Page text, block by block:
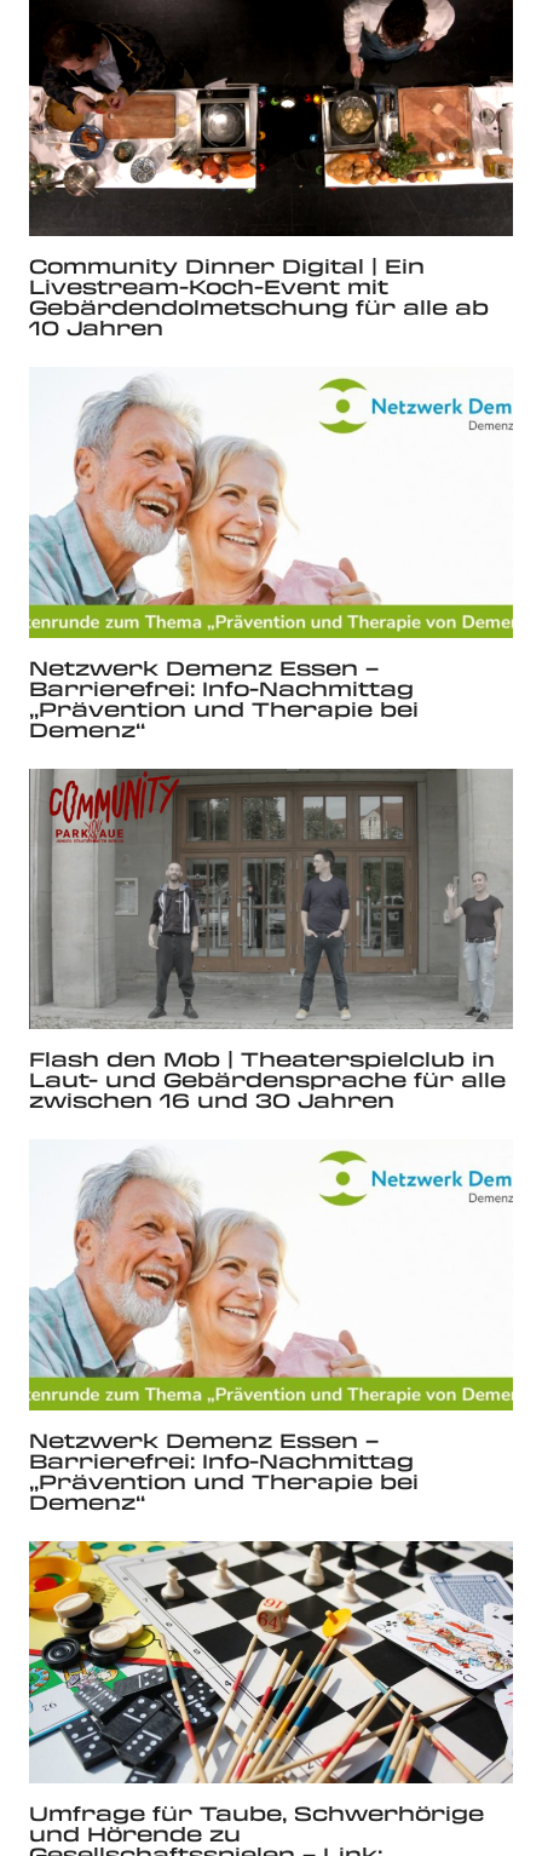
Community Dinner Digital | Ein
Livestream-Koch-Event mit
Gebärdendolmetschung für alle ab
10 Jahren
Netzwerk Demenz Essen –
Barrierefrei: Info-Nachmittag
„Prävention und Therapie bei
Demenz“
Flash den Mob | Theaterspielclub in
Laut- und Gebärdensprache für alle
zwischen 16 und 30 Jahren
Netzwerk Demenz Essen –
Barrierefrei: Info-Nachmittag
„Prävention und Therapie bei
Demenz“
Umfrage für Taube, Schwerhörige
und Hörende zu